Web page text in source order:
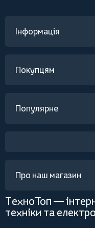
Інформація
Покупцям
Популярне
Про наш магазин
ТехноТоп —
техніки та